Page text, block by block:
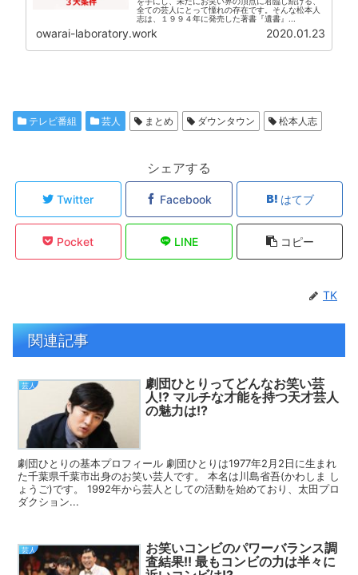
全ての芸人にとって憧れの存在です。そんな松本人
志は、１９９４年に発売した著書『遺書』...
owarai-laboratory.work 2020.01.23
テレビ番組 芸人 まとめ ダウンタウン 松本人志
シェアする
Twitter Facebook はてブ
Pocket LINE コピー
TK
関連記事
芸人
劇団ひとりってどんなお笑い芸
人!? マルチな才能を持つ天才芸人
の魅力は!?
劇団ひとりの基本プロフィール 劇団ひとりは1977年2月2日に生まれ
た千葉県千葉市出身のお笑い芸人です。 本名は川島省吾(かわしま し
ょうご)です。 1992年から芸人としての活動を始めており、太田プロ
ダクション...
芸人
お笑いコンビのパワーバランス調
査結果!! 最もコンビの力は半々に